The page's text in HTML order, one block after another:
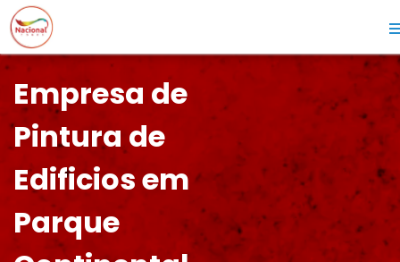
Empresa de
Pintura de
Edificios em
Parque